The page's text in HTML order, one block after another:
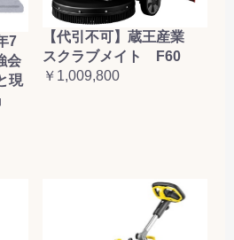
7
会
現
【代引不可】蔵王産業
スクラブメイト F60
￥1,009,800